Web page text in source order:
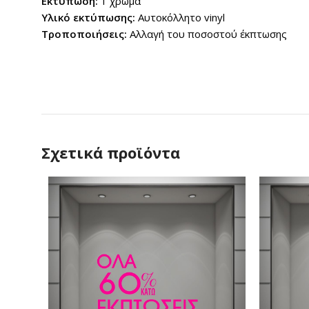
Υλικό εκτύπωσης: Αυτοκόλλητο vinyl
Τροποποιήσεις: Αλλαγή του ποσοστού έκπτωσης
Σχετικά προϊόντα